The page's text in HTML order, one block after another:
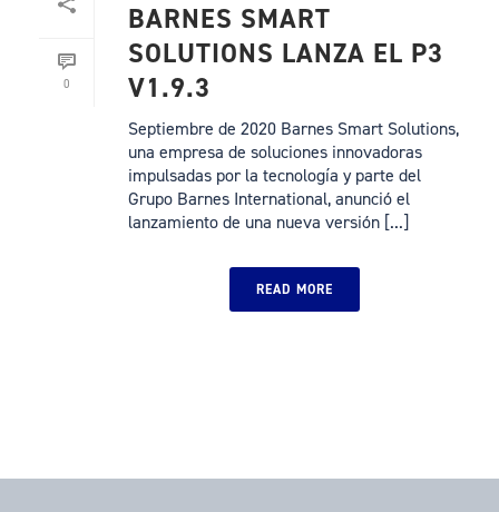
0
BARNES SMART
SOLUTIONS LANZA EL P3
V1.9.3
Septiembre de 2020 Barnes Smart Solutions,
una empresa de soluciones innovadoras
impulsadas por la tecnología y parte del
Grupo Barnes International, anunció el
lanzamiento de una nueva versión [...]
READ MORE